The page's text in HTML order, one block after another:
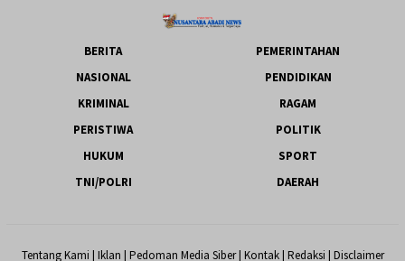
BERITA
PEMERINTAHAN
NASIONAL
PENDIDIKAN
KRIMINAL
RAGAM
PERISTIWA
POLITIK
HUKUM
SPORT
TNI/POLRI
DAERAH
Tentang Kami | Iklan | Pedoman Media Siber| Kontak| Redaksi | Disclaimer